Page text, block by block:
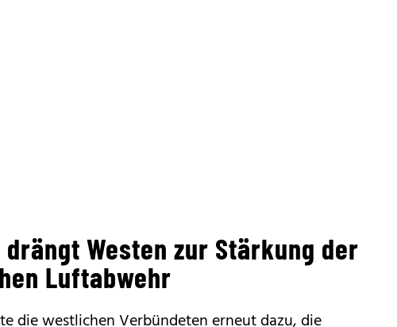
Westen zur Stärkung der
Luftabwehr
die westlichen Verbündeten erneut dazu, die